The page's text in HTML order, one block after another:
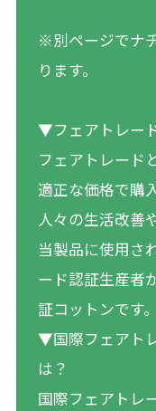
※別ページでナ
ります。
▼フェアトレー
フェアトレード
適正な価格で購
人々の生活改善
当製品に使用さ
ード認証生産者
証コットンです。
▼国際フェアト
は？
国際フェアトレ